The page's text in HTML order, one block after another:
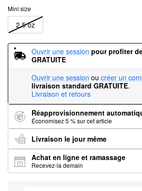
Mini size
2.5 oz
Ouvrir une session pour profiter
GRATUITE
Ouvrir une session ou créer un
livraison standard GRATUITE.
Livraison et retours
Réapprovisionnement
Économisez 5 % sur cet article
Livraison le jour même
Achat en ligne et ramassage
Recevez-la demain